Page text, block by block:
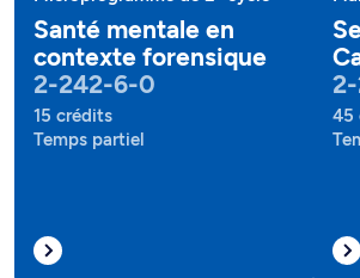
Santé mentale en
contexte forensique
2-242-6-0
15 crédits
Temps partiel
45